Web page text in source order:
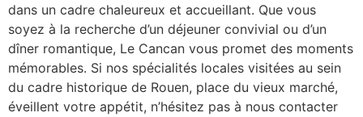
dans un cadre chaleureux et accueillant. Que vous
soyez à la recherche d’un déjeuner convivial ou d’un
dîner romantique, Le Cancan vous promet des moments
mémorables. Si nos spécialités locales visitées au sein
du cadre historique de Rouen, place du vieux marché,
éveillent votre appétit, n’hésitez pas à nous contacter